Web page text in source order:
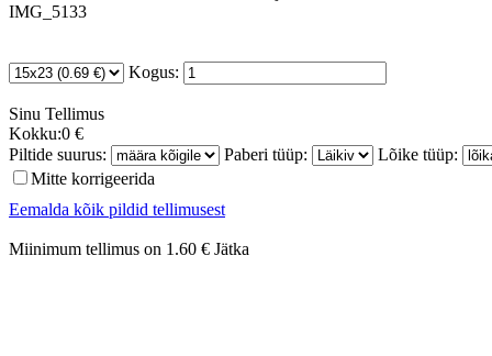
IMG_5133
Kogus:
Sinu Tellimus
Kokku:0 €
Piltide suurus:
Paberi tüüp:
Lõike tüüp:
Mitte korrigeerida
Eemalda kõik pildid tellimusest
Miinimum tellimus on 1.60 € Jätka